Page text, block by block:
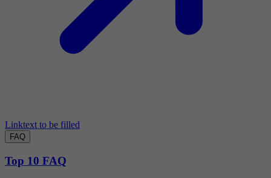
Linktext to be filled
FAQ
Top 10 FAQ